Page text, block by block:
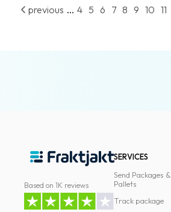
previous ... 4 5 6 7 8 9 10 11
Based on 1K reviews
SERVICES
Send Packages &
Pallets
Track package